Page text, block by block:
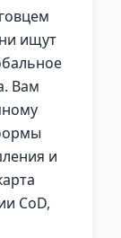
ищут
Вам
и
CoD,